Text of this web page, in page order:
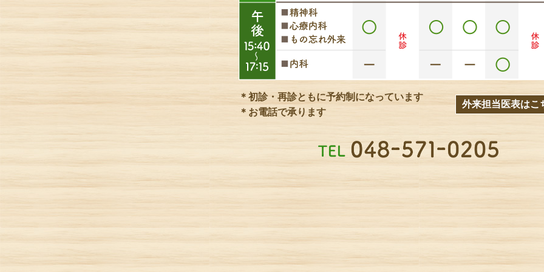
＊初診・再診ともに予約制になっています
＊お電話で承ります
外来担当医表はこ